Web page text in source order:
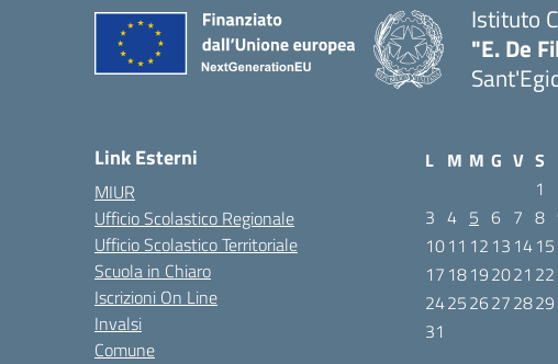
Istituto
"E. De
Link Esterni
MIUR
Ufficio Scolastico Regionale
Ufficio Scolastico Territoriale
Scuola in Chiaro
Iscrizioni On Line
Invalsi
Comune
L M M G V S
1
3 4 5 6 7 8
1011 12 13 1415
17 18192021 22
242526272829
31